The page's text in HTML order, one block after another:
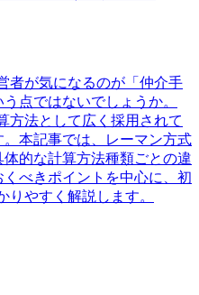
者が気になるのが「仲介手
点ではないでしょうか。
方法として広く採用されて
本記事では、レーマン方式
的な計算方法種類ごとの違
べきポイントを中心に、初
やすく解説します。